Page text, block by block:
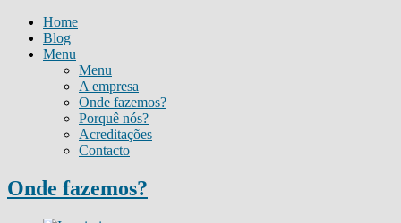
Home
Blog
Menu
Menu
A empresa
Onde fazemos?
Porquê nós?
Acreditações
Contacto
Onde fazemos?